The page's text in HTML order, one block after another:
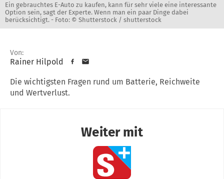
Ein gebrauchtes E-Auto zu kaufen, kann für sehr viele eine interessante
Option sein, sagt der Experte. Wenn man ein paar Dinge dabei
berücksichtigt. - Foto: © Shutterstock / shutterstock
Von:
Rainer Hilpold
Die wichtigsten Fragen rund um Batterie, Reichweite
und Wertverlust.